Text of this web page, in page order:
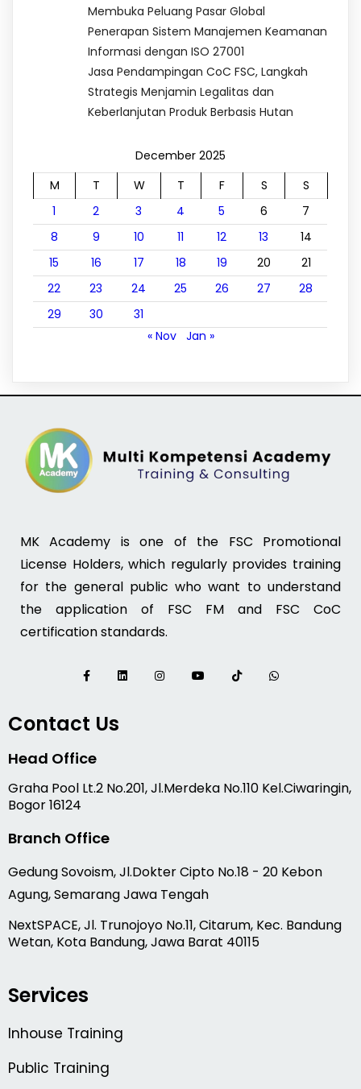
Membuka Peluang Pasar Global
Penerapan Sistem Manajemen Keamanan
Informasi dengan ISO 27001
Jasa Pendampingan CoC FSC, Langkah
Strategis Menjamin Legalitas dan
Keberlanjutan Produk Berbasis Hutan
December 2025
M
T W T F S
S
1
2 3 4 5 6
7
8
9 10 11 12 13
14
15
16 17 18 19 20
21
22
23 24 25 26 27
28
29
30
31
« Nov
Jan »
MK Academy is one of the FSC Promotional
License Holders, which regularly provides training
for the general public who want to understand
the application of FSC FM and FSC CoC
certification standards.
Contact Us
Head Office
Graha Pool Lt.2 No.201, Jl.Merdeka No.110 Kel.Ciwaringin,
Bogor 16124
Branch Office
Gedung Sovoism, Jl.Dokter Cipto No.18 - 20 Kebon
Agung, Semarang Jawa Tengah
NextSPACE, Jl. Trunojoyo No.11, Citarum, Kec. Bandung
Wetan, Kota Bandung, Jawa Barat 40115
Services
Inhouse Training
Public Training